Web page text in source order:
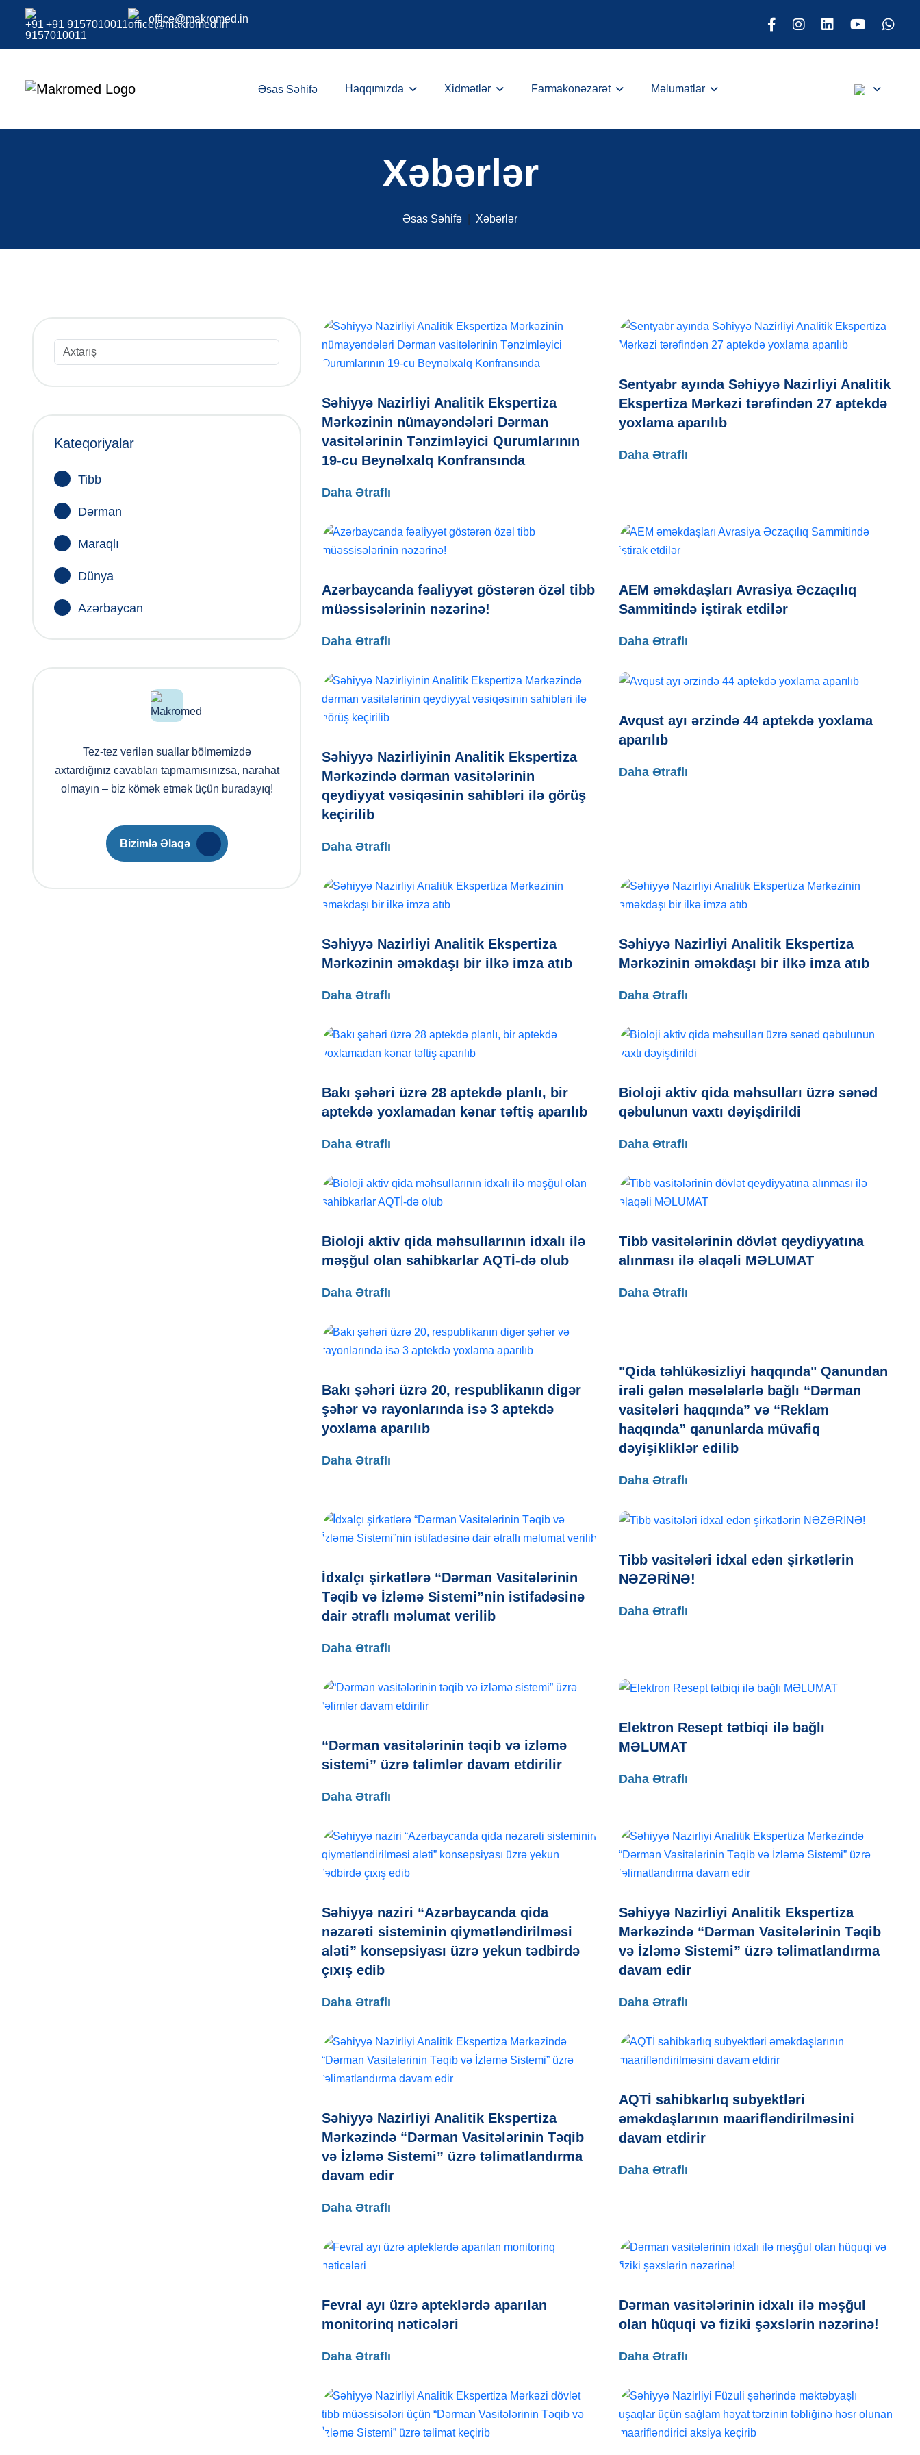
+91 9157010011 office@makromed.in
Əsas Səhifə Haqqımızda Xidmətlər Farmakonəzarət Məlumatlar
Xəbərlər
Əsas Səhifə Xəbərlər
Kateqoriyalar
Tibb
Dərman
Maraqlı
Dünya
Azərbaycan
Tez-tez verilən suallar bölməmizdə
axtardığınız cavabları tapmamısınızsa, narahat
olmayın – biz kömək etmək üçün buradayıq!
Bizimlə Əlaqə
Səhiyyə Nazirliyi Analitik Ekspertiza
Mərkəzinin nümayəndələri Dərman
vasitələrinin Tənzimləyici Qurumlarının
19-cu Beynəlxalq Konfransında
Daha Ətraflı
Sentyabr ayında Səhiyyə Nazirliyi Analitik
Ekspertiza Mərkəzi tərəfindən 27 aptekdə
yoxlama aparılıb
Daha Ətraflı
Azərbaycanda fəaliyyət göstərən özəl tibb
müəssisələrinin nəzərinə!
Daha Ətraflı
AEM əməkdaşları Avrasiya Əczaçılıq
Sammitində iştirak etdilər
Daha Ətraflı
Səhiyyə Nazirliyinin Analitik Ekspertiza
Mərkəzində dərman vasitələrinin
qeydiyyat vəsiqəsinin sahibləri ilə görüş
keçirilib
Daha Ətraflı
Avqust ayı ərzində 44 aptekdə yoxlama
aparılıb
Daha Ətraflı
Səhiyyə Nazirliyi Analitik Ekspertiza
Mərkəzinin əməkdaşı bir ilkə imza atıb
Daha Ətraflı
Səhiyyə Nazirliyi Analitik Ekspertiza
Mərkəzinin əməkdaşı bir ilkə imza atıb
Daha Ətraflı
Bakı şəhəri üzrə 28 aptekdə planlı, bir
aptekdə yoxlamadan kənar təftiş aparılıb
Daha Ətraflı
Bioloji aktiv qida məhsulları üzrə sənəd
qəbulunun vaxtı dəyişdirildi
Daha Ətraflı
Bioloji aktiv qida məhsullarının idxalı ilə
məşğul olan sahibkarlar AQTİ-də olub
Daha Ətraflı
Tibb vasitələrinin dövlət qeydiyyatına
alınması ilə əlaqəli MƏLUMAT
Daha Ətraflı
Bakı şəhəri üzrə 20, respublikanın digər
şəhər və rayonlarında isə 3 aptekdə
yoxlama aparılıb
Daha Ətraflı
"Qida təhlükəsizliyi haqqında" Qanundan
irəli gələn məsələlərlə bağlı “Dərman
vasitələri haqqında” və “Reklam
haqqında” qanunlarda müvafiq
dəyişikliklər edilib
Daha Ətraflı
İdxalçı şirkətlərə “Dərman Vasitələrinin
Təqib və İzləmə Sistemi”nin istifadəsinə
dair ətraflı məlumat verilib
Daha Ətraflı
Tibb vasitələri idxal edən şirkətlərin
NƏZƏRİNƏ!
Daha Ətraflı
“Dərman vasitələrinin təqib və izləmə
sistemi” üzrə təlimlər davam etdirilir
Daha Ətraflı
Elektron Resept tətbiqi ilə bağlı
MƏLUMAT
Daha Ətraflı
Səhiyyə naziri “Azərbaycanda qida
nəzarəti sisteminin qiymətləndirilməsi
aləti” konsepsiyası üzrə yekun tədbirdə
çıxış edib
Daha Ətraflı
Səhiyyə Nazirliyi Analitik Ekspertiza
Mərkəzində “Dərman Vasitələrinin Təqib
və İzləmə Sistemi” üzrə təlimatlandırma
davam edir
Daha Ətraflı
Səhiyyə Nazirliyi Analitik Ekspertiza
Mərkəzində “Dərman Vasitələrinin Təqib
və İzləmə Sistemi” üzrə təlimatlandırma
davam edir
Daha Ətraflı
AQTİ sahibkarlıq subyektləri
əməkdaşlarının maarifləndirilməsini
davam etdirir
Daha Ətraflı
Fevral ayı üzrə apteklərdə aparılan
monitorinq nəticələri
Daha Ətraflı
Dərman vasitələrinin idxalı ilə məşğul
olan hüquqi və fiziki şəxslərin nəzərinə!
Daha Ətraflı